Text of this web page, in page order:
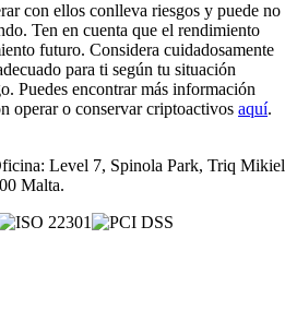
con ellos conlleva riesgos y puede no
Ten en cuenta que el rendimiento
futuro. Considera cuidadosamente
para ti según tu situación
Puedes encontrar más información
operar o conservar criptoactivos aquí.
Level 7, Spinola Park, Triq Mikiel
Malta.